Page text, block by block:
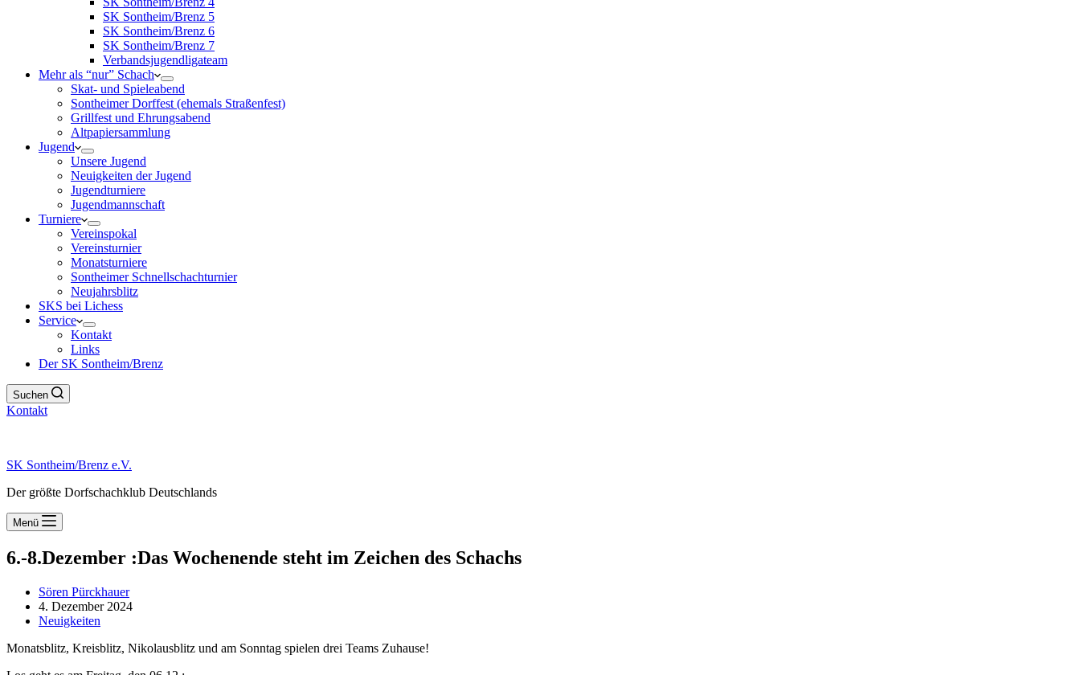
SK Sontheim/Brenz 5
SK Sontheim/Brenz 6
SK Sontheim/Brenz 7
Verbandsjugendligateam
Mehr als “nur” Schach
Skat- und Spieleabend
Sontheimer Dorffest (ehemals Straßenfest)
Grillfest und Ehrungsabend
Altpapiersammlung
Jugend
Unsere Jugend
Neuigkeiten der Jugend
Jugendturniere
Jugendmannschaft
Turniere
Vereinspokal
Vereinsturnier
Monatsturniere
Sontheimer Schnellschachturnier
Neujahrsblitz
SKS bei Lichess
Service
Kontakt
Links
Der SK Sontheim/Brenz
Suchen
Kontakt
SK Sontheim/Brenz e.V.
Der größte Dorfschachklub Deutschlands
Menü
6.-8.Dezember :Das Wochenende steht im Zeichen des Schachs
Sören Pürckhauer
4. Dezember 2024
Neuigkeiten
Monatsblitz, Kreisblitz, Nikolausblitz und am Sonntag spielen drei Teams Zuhause!